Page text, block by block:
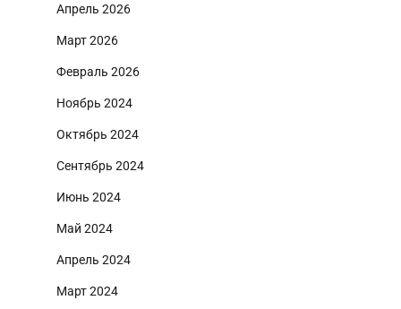
Апрель 2026
Март 2026
Февраль 2026
Ноябрь 2024
Октябрь 2024
Сентябрь 2024
Июнь 2024
Май 2024
Апрель 2024
Март 2024